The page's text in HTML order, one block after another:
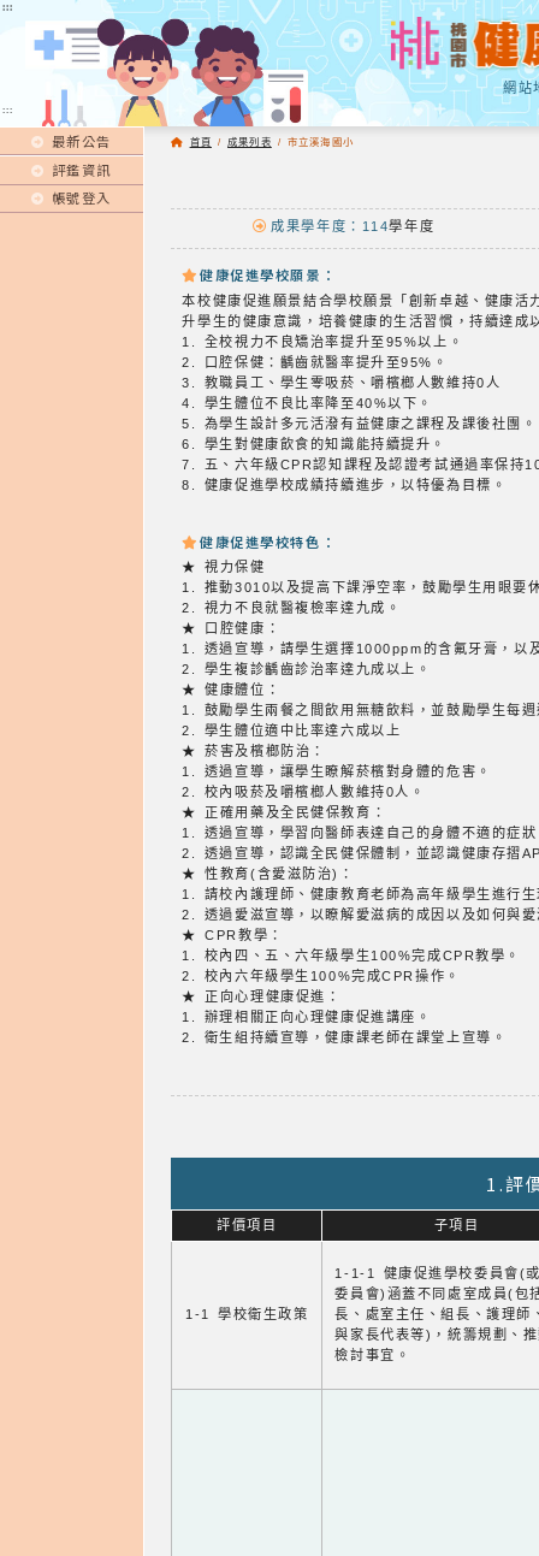
:::
網站
:::
最新公告
評鑑資訊
帳號登入
首頁 / 成果列表 / 市立溪海國小
成果學年度：114學年度
健康促進學校願景：
本校健康促進願景結合學校願景「創新卓越、健康
升學生的健康意識，培養健康的生活習慣，持續達成
1. 全校視力不良矯治率提升至95%以上。
2. 口腔保健：齲齒就醫率提升至95%。
3. 教職員工、學生零吸菸、嚼檳榔人數維持0人
4. 學生體位不良比率降至40%以下。
5. 為學生設計多元活潑有益健康之課程及課後社團。
6. 學生對健康飲食的知識能持續提升。
7. 五、六年級CPR認知課程及認證考試通過率保持
8. 健康促進學校成績持續進步，以特優為目標。
健康促進學校特色：
★ 視力保健
1. 推動3010以及提高下課淨空率，鼓勵學生用眼要
2. 視力不良就醫複檢率達九成。
★ 口腔健康：
1. 透過宣導，請學生選擇1000ppm的含氟牙膏，以
2. 學生複診齲齒診治率達九成以上。
★ 健康體位：
1. 鼓勵學生兩餐之間飲用無糖飲料，並鼓勵學生每
2. 學生體位適中比率達六成以上
★ 菸害及檳榔防治：
1. 透過宣導，讓學生瞭解菸檳對身體的危害。
2. 校內吸菸及嚼檳榔人數維持0人。
★ 正確用藥及全民健保教育：
1. 透過宣導，學習向醫師表達自己的身體不適的症
2. 透過宣導，認識全民健保體制，並認識健康存摺
★ 性教育(含愛滋防治)：
1. 請校內護理師、健康教育老師為高年級學生進行
2. 透過愛滋宣導，以瞭解愛滋病的成因以及如何與
★ CPR教學：
1. 校內四、五、六年級學生100%完成CPR教學。
2. 校內六年級學生100%完成CPR操作。
★ 正向心理健康促進：
1. 辦理相關正向心理健康促進講座。
2. 衛生組持續宣導，健康課老師在課堂上宣導。
1.評
評價項目 子項目
1-1 學校衛生政策
1-1-1 健康促進學校委員會(
委員會)涵蓋不同處室成員(包
長、處室主任、組長、護理師
與家長代表等)，統籌規劃、
檢討事宜。
:::